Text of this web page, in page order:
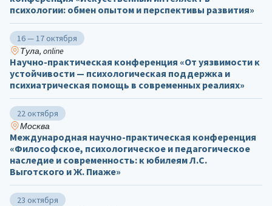
психологии: обмен опытом и перспективы развития»
16 — 17 октября
Тула, online
Научно-практическая конференция «От уязвимости к
устойчивости — психологическая поддержка и
психиатрическая помощь в современных реалиях»
22 октября
Москва
Международная научно-практическая конференция
«Философское, психологическое и педагогическое
наследие и современность: к юбилеям Л.С.
Выготского и Ж. Пиаже»
23 октября